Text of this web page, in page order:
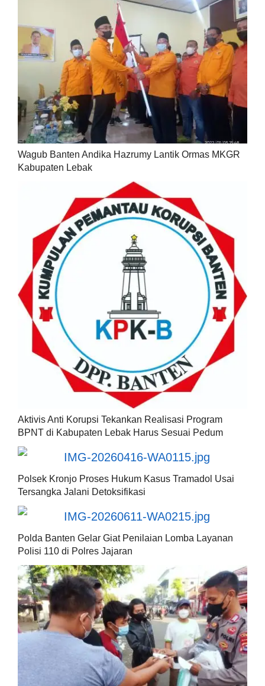
Wagub Banten Andika Hazrumy Lantik Ormas MKGR
Kabupaten Lebak
Aktivis Anti Korupsi Tekankan Realisasi Program
BPNT di Kabupaten Lebak Harus Sesuai Pedum
Polsek Kronjo Proses Hukum Kasus Tramadol Usai
Tersangka Jalani Detoksifikasi
Polda Banten Gelar Giat Penilaian Lomba Layanan
Polisi 110 di Polres Jajaran